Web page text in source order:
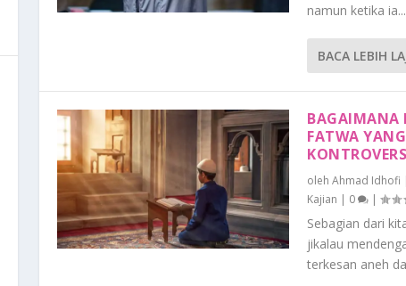
namun ketika ia...
BACA LEBIH
BAGAIMANA
FATWA YANG
olehAhmad Idhofi
Kajian | 0 |
Sebagian dari
jikalau
terkesan aneh